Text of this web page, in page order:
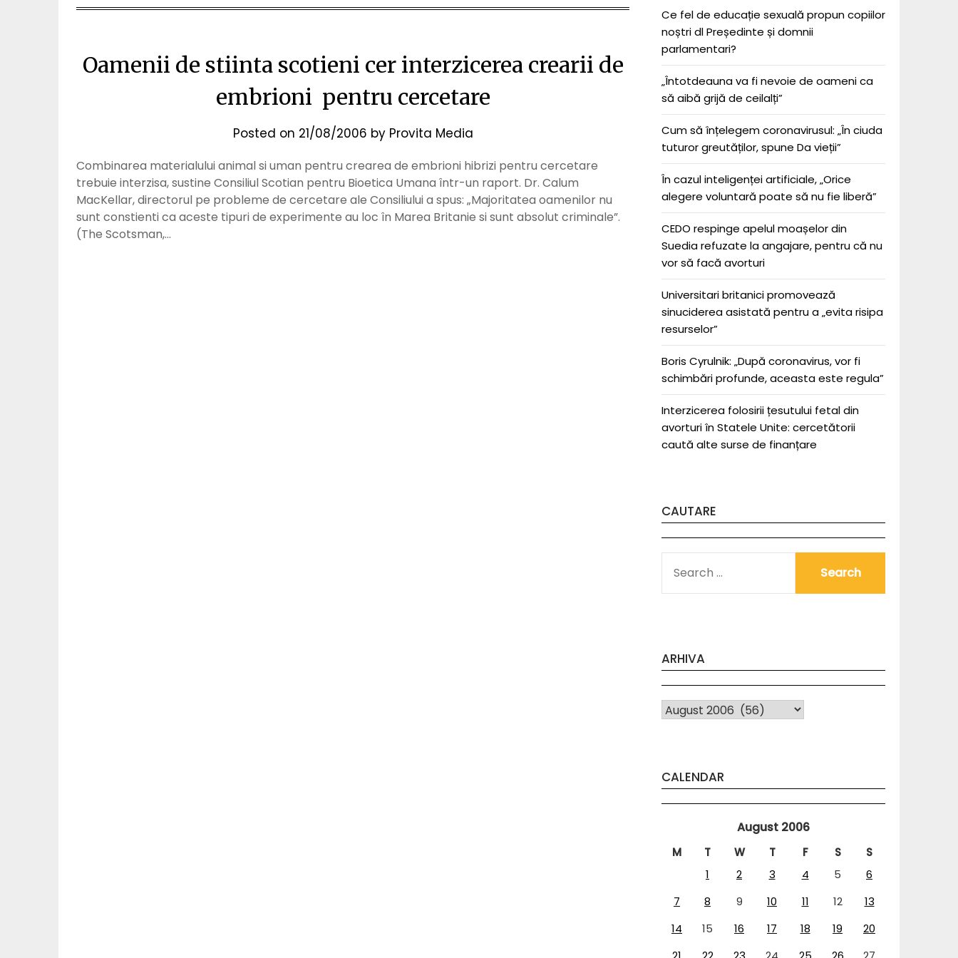
Oamenii de stiinta scotieni cer interzicerea crearii de
embrioni pentru cercetare
Posted on 21/08/2006 by Provita Media
Combinarea materialului animal si uman pentru crearea de embrioni hibrizi pentru cercetare
trebuie interzisa, sustine Consiliul Scotian pentru Bioetica Umana într-un raport. Dr. Calum
MacKellar, directorul pe probleme de cercetare ale Consiliului a spus: „Majoritatea oamenilor nu
sunt constienti ca aceste tipuri de experimente au loc în Marea Britanie si sunt absolut criminale”.
(The Scotsman,…
Ce fel de educație sexuală propun copiilor
noștri dl Președinte și domnii
parlamentari?
„Întotdeauna va fi nevoie de oameni ca
să aibă grijă de ceilalți”
Cum să înțelegem coronavirusul: „În ciuda
tuturor greutăților, spune Da vieții”
În cazul inteligenței artificiale, „Orice
alegere voluntară poate să nu fie liberă”
CEDO respinge apelul moașelor din
Suedia refuzate la angajare, pentru că nu
vor să facă avorturi
Universitari britanici promovează
sinuciderea asistată pentru a „evita risipa
resurselor”
Boris Cyrulnik: „După coronavirus, vor fi
schimbări profunde, aceasta este regula”
Interzicerea folosirii țesutului fetal din
avorturi în Statele Unite: cercetătorii
caută alte surse de finanțare
CAUTARE
FOR:
ARHIVA
Arhiva
CALENDAR
August 2006
M T W T F S
S
1
2 3 4 5
6
7
8 9 10 11 12
13
14
15 16 17 18 19
20